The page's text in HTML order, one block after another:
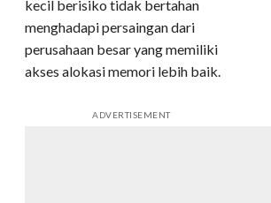
kecil berisiko tidak bertahan
menghadapi persaingan dari
perusahaan besar yang memiliki
akses alokasi memori lebih baik.
ADVERTISEMENT